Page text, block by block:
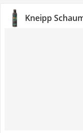
Kneipp